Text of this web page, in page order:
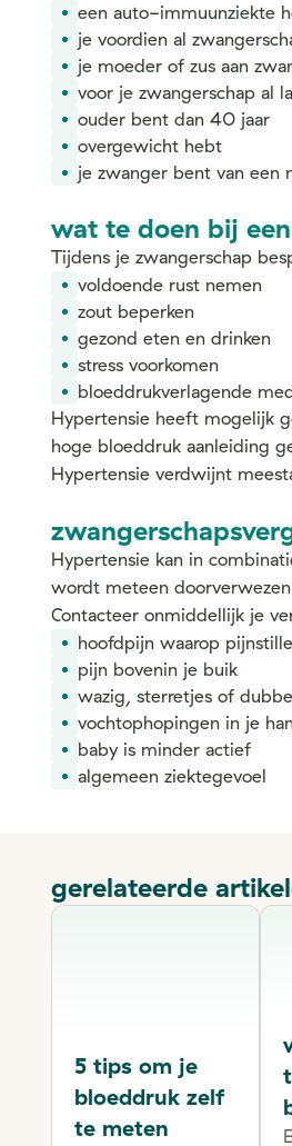
een auto-immuunziekte
je voordien al
je moeder of zus aan
voor je zwangerschap al
ouder bent dan 40 jaar
overgewicht hebt
je zwanger bent van een
wat te doen bij
Tijdens je zwangerschap
voldoende rust nemen
zout beperken
gezond eten en drinken
stress voorkomen
bloeddrukverlagende
Hypertensie heeft mogelijk
hoge bloeddruk aanleiding
Hypertensie verdwijnt
Hypertensie kan in
wordt meteen
Contacteer onmiddellijk je
hoofdpijn waarop
pijn bovenin je buik
wazig, sterretjes of
vochtophopingen in je
baby is minder actief
algemeen ziektegevoel
gerelateerde
5 tips om je
bloeddruk zelf
te meten